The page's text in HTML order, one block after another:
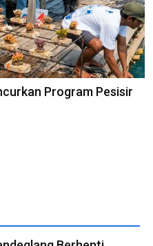
Program Pesisir